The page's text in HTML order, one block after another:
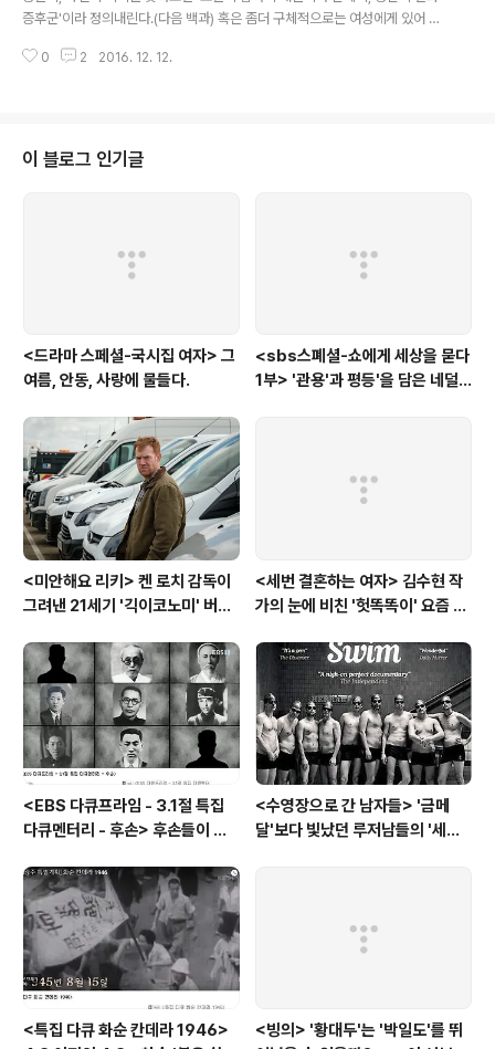
은 사회와..
증후군'이라 정의내린다.(다음 백과) 혹은 좀더 구체적으로는 여성에게 있어 생
용어 백과) 갱년기 쯤 여성의 몸에 어떤 문제가 생긴다. 찾아보면 십중팔구는 갱
한다 해도 과언이 아니다. 예전에는 '생리'를 중심으로 여성만의 문제인 듯했지
만, 최근들어서는 남성들에게도 '갱년기'가 존재한다는 사실이 밝혀지며 남녀..
0 2 2016. 12. 12.
이 블로그 인기글
<드라마 스페셜-국시집 여자> 그
여름, 안동, 사랑에 물들다.
<sbs스폐셜-쇼에게 세상을 묻다
1부> '관용'과 평등'을 담은 네덜
<미안해요 리키> 켄 로치 감독이
그려낸 21세기 '긱이코노미' 버전
<세번 결혼하는 여자> 김수현 작
가의 눈에 비친 '헛똑똑이' 요즘 여
<EBS 다큐프라임 - 3.1절 특집
다큐멘터리 - 후손> 후손들이 말
고 후손들이 짊어진 삶의 무게
<수영장으로 간 남자들> '금메
달'보다 빛났던 루저남들의 '세라
<특집 다큐 화순 칸데라 1946>
<빙의> '황대두'는 '박일도'를 뛰